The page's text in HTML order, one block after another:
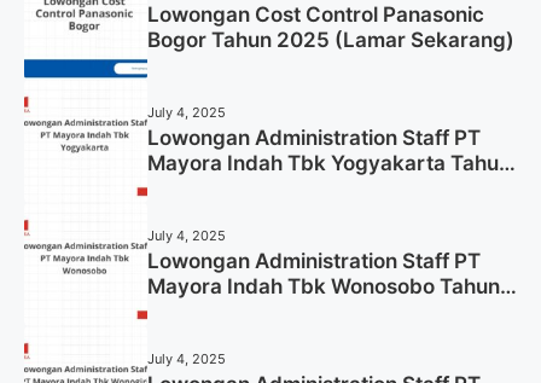
Lowongan Cost Control Panasonic
Bogor Tahun 2025 (Lamar Sekarang)
July 4, 2025
Lowongan Administration Staff PT
Mayora Indah Tbk Yogyakarta Tahun
July 4, 2025
Lowongan Administration Staff PT
Mayora Indah Tbk Wonosobo Tahun
July 4, 2025